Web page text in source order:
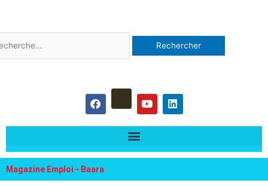
:
F
a
c
e
o
Y
o
u
t
e
L
i
n
k
i
Magazine Emploi - Baara